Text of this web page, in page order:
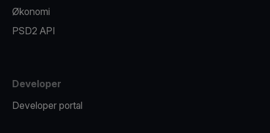
Økonomi
PSD2 API
Developer
Developer portal